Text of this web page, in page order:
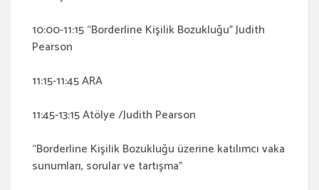
10:00-11:15 “Borderline Kişilik Bozukluğu” Judith
Pearson
11:15-11:45 ARA
11:45-13:15 Atölye /Judith Pearson
“Borderline Kişilik Bozukluğu üzerine katılımcı vaka
sunumları, sorular ve tartışma”